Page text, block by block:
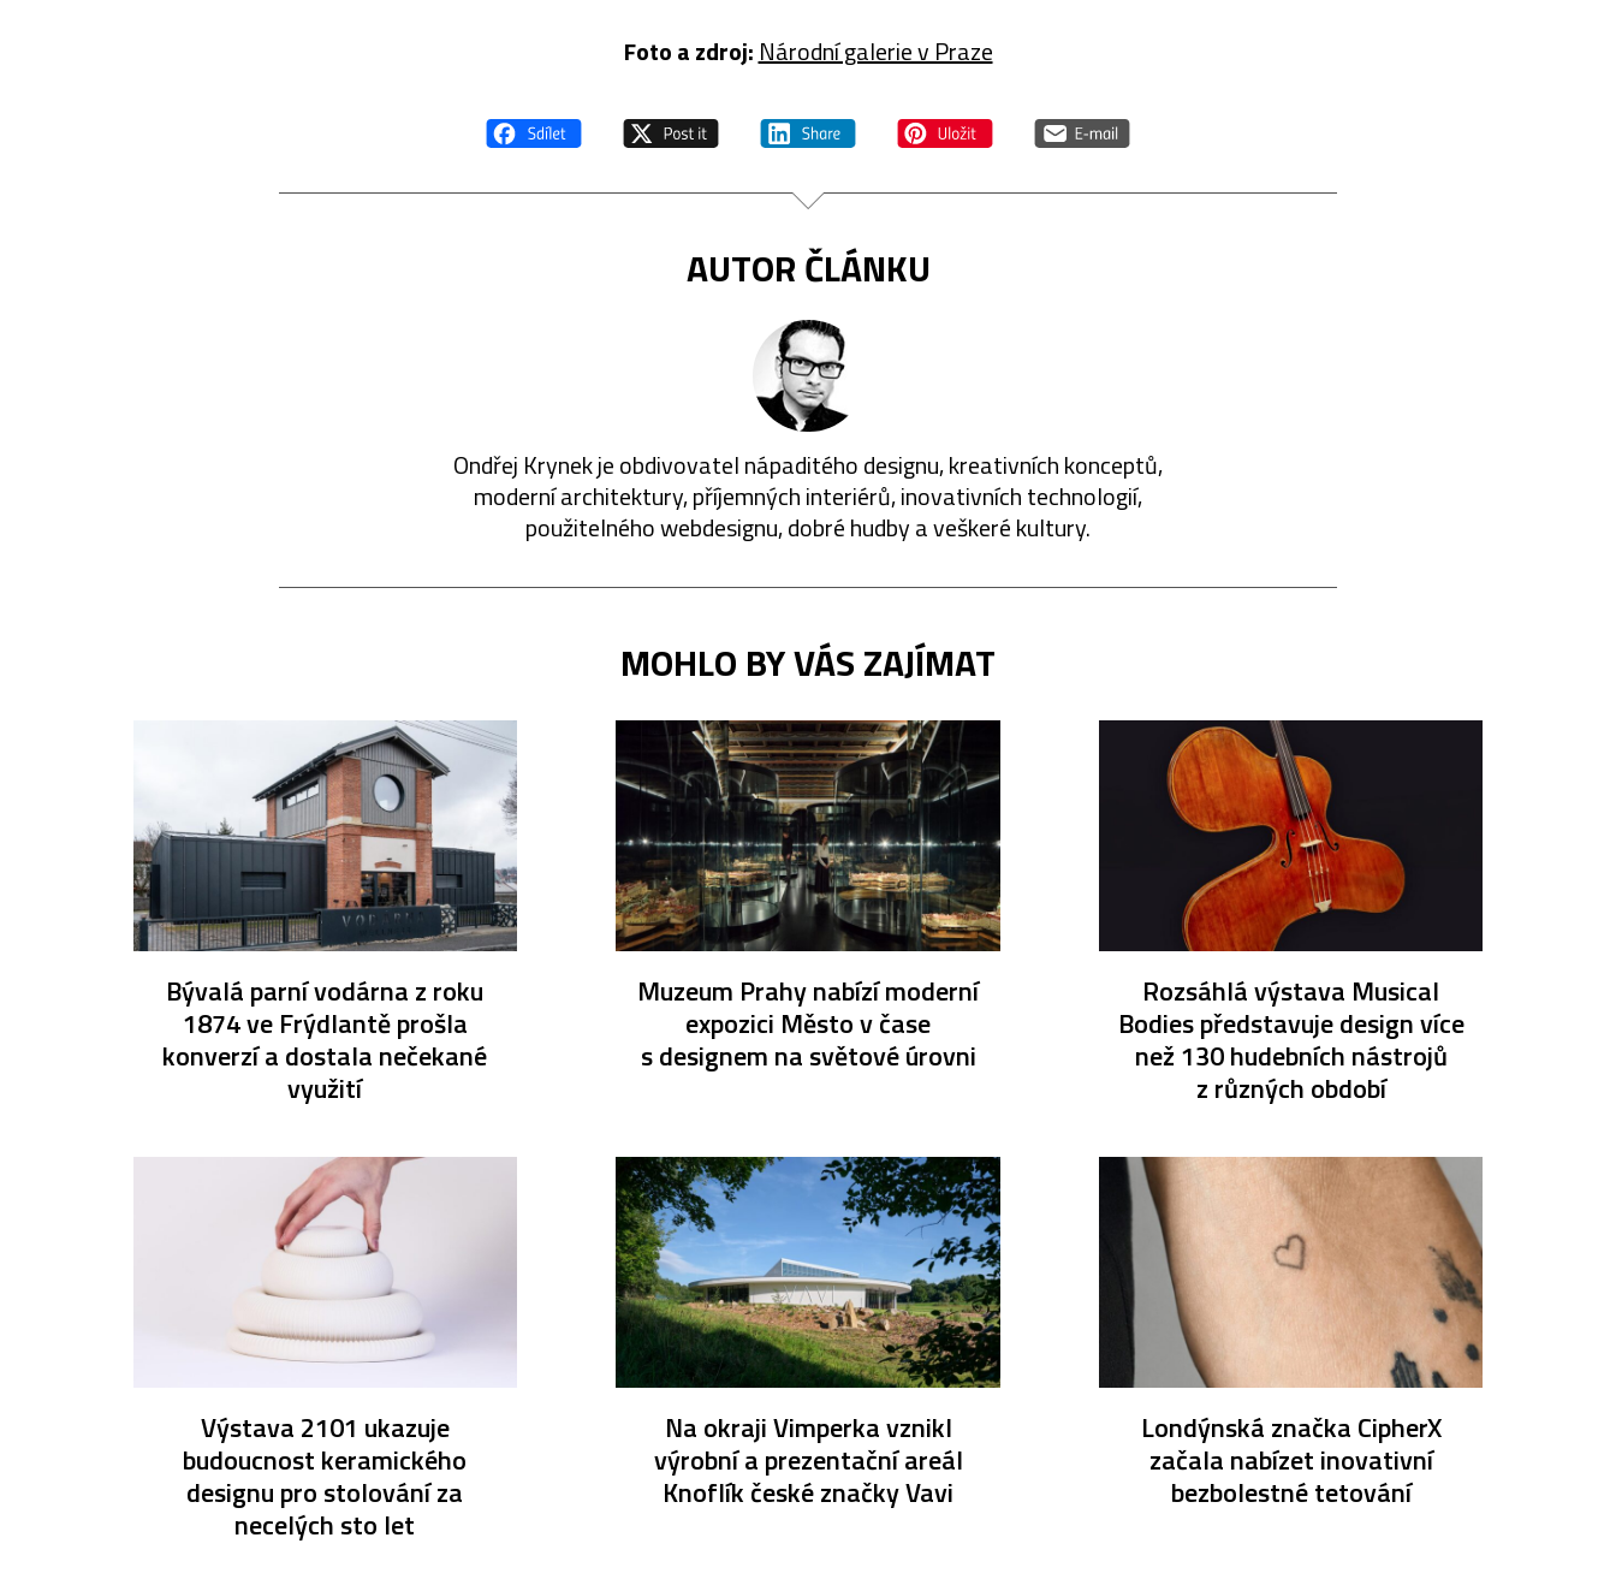
Foto a zdroj: Národní galerie v Praze
AUTOR ČLÁNKU
Ondřej Krynek je obdivovatel nápaditého designu, kreativních konceptů,
moderní architektury, příjemných interiérů, inovativních technologií,
použitelného webdesignu, dobré hudby a veškeré kultury.
MOHLO BY VÁS ZAJÍMAT
Bývalá parní vodárna z roku
1874 ve Frýdlantě prošla
konverzí a dostala nečekané
využití
Muzeum Prahy nabízí moderní
expozici Město v čase
s designem na světové úrovni
Rozsáhlá výstava Musical
Bodies představuje design více
než 130 hudebních nástrojů
z různých období
Výstava 2101 ukazuje
budoucnost keramického
designu pro stolování za
necelých sto let
Na okraji Vimperka vznikl
výrobní a prezentační areál
Knoflík české značky Vavi
Londýnská značka CipherX
začala nabízet inovativní
bezbolestné tetování